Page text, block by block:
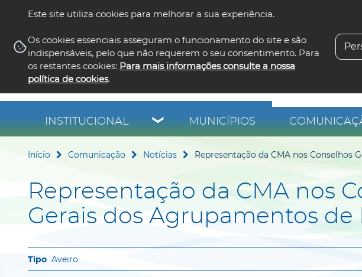
Este site utiliza cookies para melhorar a sua experiência.
Os cookies essenciais asseguram o funcionamento do site e são
indispensáveis, pelo que não requerem o seu consentimento. Para
os restantes cookies: Para mais informações consulte a nossa
política de cookies.
INSTITUCIONAL MUNICÍPIOS
Início Comunicação Notícias Representação da CMA nos Conselhos
Representação da CMA nos
Gerais dos Agrupamentos de
Aveiro